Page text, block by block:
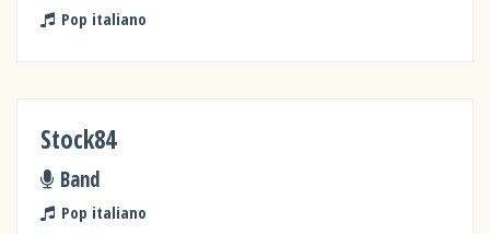
Pop italiano
Stock84
Band
Pop italiano